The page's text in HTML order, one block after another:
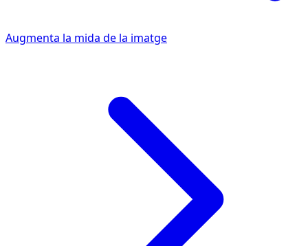
Augmenta la mida de la imatge